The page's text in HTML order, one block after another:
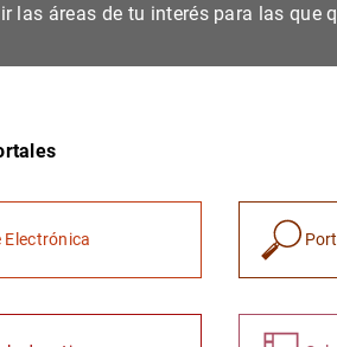
las áreas de tu interés para las que
Electrónica